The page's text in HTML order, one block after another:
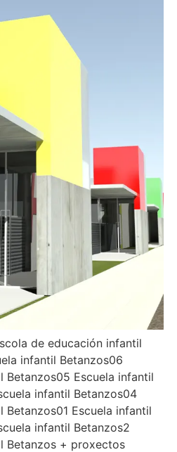
de educación infantil
infantil Betanzos06
Betanzos05 Escuela infantil
infantil Betanzos04
Betanzos01 Escuela infantil
infantil Betanzos2
Betanzos + proxectos